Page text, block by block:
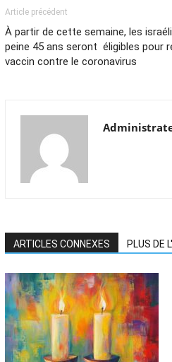
Article précédent
À partir de cette semaine, les
peine 45 ans seront éligibles pour
vaccin contre le coronavirus
ARTICLES CONNEXES PLUS DE